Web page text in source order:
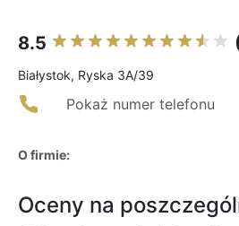
8.5
Białystok, Ryska 3A/39
Pokaż numer telefonu
O firmie:
Oceny na